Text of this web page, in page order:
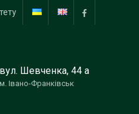
facebook
вул. Шевченка, 44 a
м. Івано-Франківськ